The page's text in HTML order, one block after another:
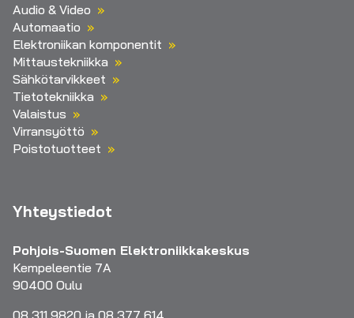
Audio & Video
Automaatio
Elektroniikan komponentit
Mittaustekniikka
Sähkötarvikkeet
Tietotekniikka
Valaistus
Virransyöttö
Poistotuotteet
Yhteystiedot
Pohjois-Suomen Elektroniikkakeskus
Kempeleentie 7A
90400 Oulu